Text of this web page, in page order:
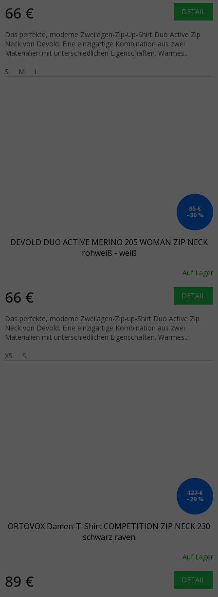
66 € DETAIL
Das perfekte, moderne Zweilagen-Zip-Up-Shirt Duo Active Zip
Neck von Devold. Eine einzigartige Kombination aus zwei
Materialien mit unterschiedlichen Eigenschaften. Warmes...
S
M L
95 €
–30 %
DEVOLD DUO ACTIVE MERINO 205 WOMAN ZIP NECK
rohweiß - weiß
Auf Lager
66 € DETAIL
Das perfekte, moderne Zweilagen-Zip-up-Shirt Duo Active Zip
Neck von Devold. Eine einzigartige Kombination aus zwei
Materialien mit unterschiedlichen Eigenschaften. Warmes...
XS
S
127 €
–29 %
ORTOVOX Damen-T-Shirt COMPETITION ZIP NECK 230
schwarz raven
Auf Lager
89 € DETAIL